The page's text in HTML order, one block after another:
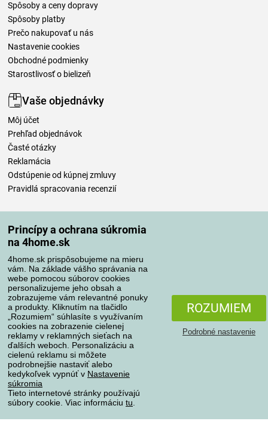
Princípy a ochrana súkromia
na 4home.sk
4home.sk prispôsobujeme na mieru
vám. Na základe vášho správania na
webe pomocou súborov cookies
personalizujeme jeho obsah a
zobrazujeme vám relevantné ponuky
a produkty. Kliknutím na tlačidlo
„Rozumiem“ súhlasíte s využívaním
cookies na zobrazenie cielenej
reklamy v reklamných sieťach na
ďalších weboch. Personalizáciu a
cielenú reklamu si môžete
podrobnejšie nastaviť alebo
kedykoľvek vypnúť v Nastavenie
súkromia
Tieto internetové stránky používajú
súbory cookie. Viac informáciu tu
ROZUMIEM
Podrobné nastavenie
Spôsoby a ceny dopravy
Spôsoby platby
Prečo nakupovať u nás
Nastavenie cookies
Obchodné podmienky
Starostlivosť o bielizeň
Vaše objednávky
Môj účet
Prehľad objednávok
Časté otázky
Reklamácia
Odstúpenie od kúpnej zmluvy
Pravidlá spracovania recenzií
Spôsoby platby
Spoľahlivý obchod